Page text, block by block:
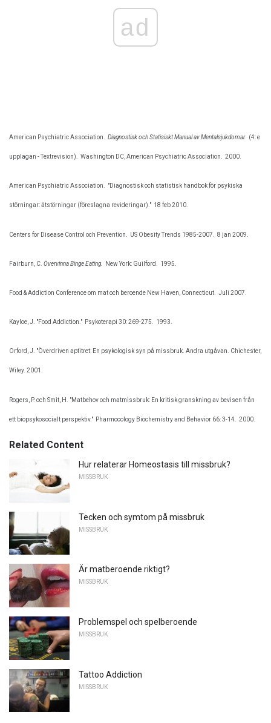
ad
American Psychiatric Association. Diagnostisk och Statisiskt Manual av Mentalsjukdomar. (4: e
upplagan - Textrevision). Washington DC, American Psychiatric Association. 2000.
American Psychiatric Association. "Diagnostisk och statistisk handbok för psykiska
störningar: ätstörningar (föreslagna revideringar)." 18 feb 2010.
Centers for Disease Control och Prevention. US Obesity Trends 1985-2007. 8 jan 2009.
Fairburn, C. Övervinna Binge Eating. New York: Guilford. 1995.
Food & Addiction Conference om mat och beroende New Haven, Connecticut. Juli 2007.
Kayloe, J. "Food Addiction." Psykoterapi 30: 269-275. 1993.
Orford, J. "Överdriven aptitret: En psykologisk syn på missbruk. Andra utgåvan. Chichester,
Wiley. 2001.
Rogers, P. och Smit, H. "Matbehov och matmissbruk: En kritisk granskning av bevisen från
ett biopsykosocialt perspektiv." Pharmocology Biochemistry and Behavior 66: 3-14. 2000.
Related Content
Hur relaterar Homeostasis till missbruk?
MISSBRUK
Tecken och symtom på missbruk
MISSBRUK
Är matberoende riktigt?
MISSBRUK
Problemspel och spelberoende
MISSBRUK
Tattoo Addiction
MISSBRUK